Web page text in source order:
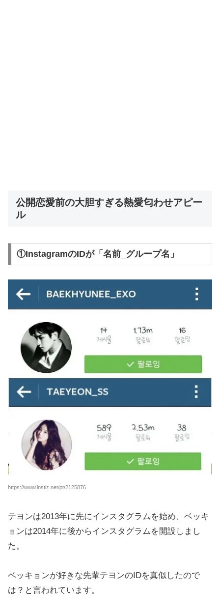
公開恋愛前の大胆すぎる熱愛匂わせアピー
ル
①InstagramのIDが「名前_グループ名」
https://www.instiz.net/pt/2125876
テヨンは2013年に先にインスタグラムを始め、ベッキ
ョンは2014年に後からインスタグラムを開設しまし
た。
ベッキョンが好きな先輩テヨンのIDを真似したので
は？と言われています。